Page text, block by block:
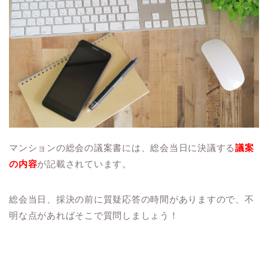
マンションの総会の議案書には、総会当日に決議する議案
の内容が記載されています。
総会当日、採決の前に質疑応答の時間がありますので、不
明な点があればそこで質問しましょう！